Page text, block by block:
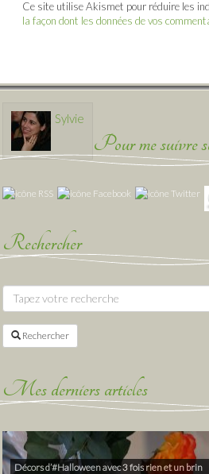
Ce site utilise Akismet pour réduire les
la façon dont les données de vos
Sylvie
Pour me suivre
Rechercher
Rechercher
Mes derniers articles
Décors d’#Halloween avec 3 fois rien et un brin